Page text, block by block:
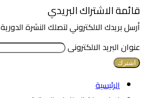
قائمة الاشتراك البريدي
أرسل بريدك الالكتروني لتصلك النشرة الدورية
عنوان البريد الالكترونى
الرئيسية